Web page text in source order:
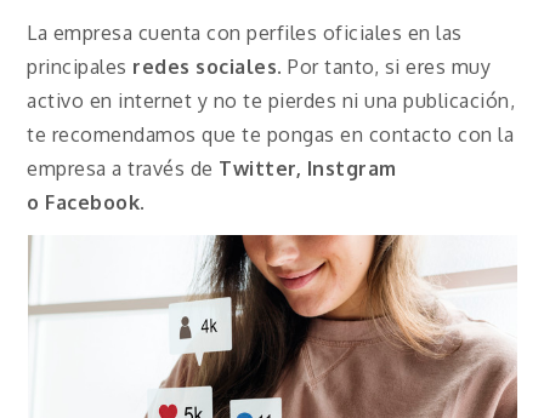
La empresa cuenta con perfiles oficiales en las
principales redes sociales. Por tanto, si eres muy
activo en internet y no te pierdes ni una publicación,
te recomendamos que te pongas en contacto con la
empresa a través de Twitter, Instgram
o Facebook.